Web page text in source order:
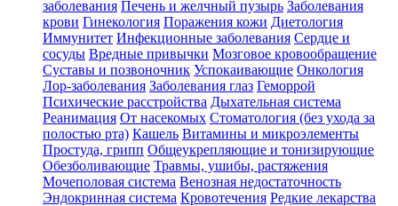
заболевания Печень и желчный пузырь Заболевания
крови Гинекология Поражения кожи Диетология
Иммунитет Инфекционные заболевания Сердце и
сосуды Вредные привычки Мозговое кровообращение
Суставы и позвоночник Успокаивающие Онкология
Лор-заболевания Заболевания глаз Геморрой
Психические расстройства Дыхательная система
Реанимация От насекомых Стоматология (без ухода за
полостью рта) Кашель Витамины и микроэлементы
Простуда, грипп Общеукрепляющие и тонизирующие
Обезболивающие Травмы, ушибы, растяжения
Мочеполовая система Венозная недостаточность
Эндокринная система Кровотечения Редкие лекарства